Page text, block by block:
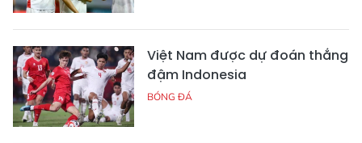
Việt Nam được dự đoán thắng
đậm Indonesia
BÓNG ĐÁ